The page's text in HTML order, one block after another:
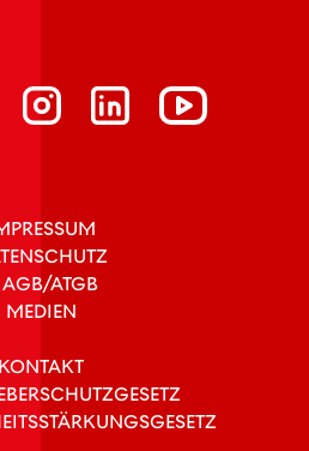
AGB/ATGB
MEDIEN
KONTAKT